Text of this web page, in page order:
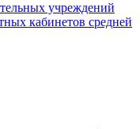
учреждений
кабинетов средней